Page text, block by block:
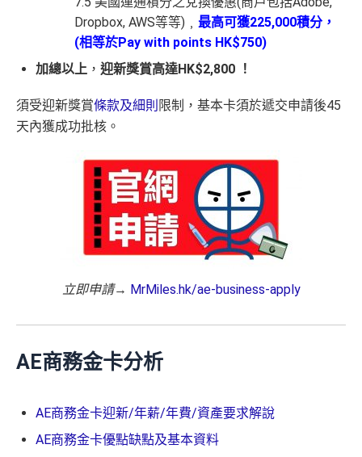
Dropbox, AWS等等)﹐ 最高可獲225,000積分，
(相等於Pay with points HK$750)
加總以上 ， 迎新獎賞高達HK$2,800 ！
須受迎新獎賞條款及細則 限制，基本卡須於遞交申請後45
天內獲成功批核。
立即申請→ MrMiles.hk/ae-business-apply
AE商務金卡分析
AE商務金卡迎新/年薪/年費/資產要求解說
AE商務金卡優點缺點及基本資料